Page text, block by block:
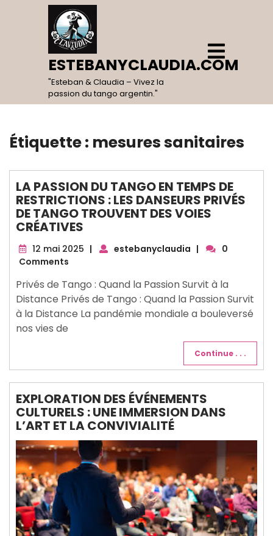
ESTEBANYCLAUDIA.COM
"Esteban & Claudia – Vivez la
passion du tango argentin."
Open
Menu
Étiquette : mesures sanitaires
LA PASSION DU TANGO EN TEMPS DE
RESTRICTIONS : LES DANSEURS PRIVÉS
DE TANGO TROUVENT DES VOIES
CRÉATIVES
12 mai 2025 12| estebanyclaudia |
0
Comments
Privés de Tango : Quand la Passion Survit à la
Distance Privés de Tango : Quand la Passion Survit
à la Distance La pandémie mondiale a bouleversé
nos vies de
Continue . . .
EXPLORATION DES ÉVÉNEMENTS
CULTURELS : UNE IMMERSION DANS
L’ART ET LA CONVIVIALITÉ